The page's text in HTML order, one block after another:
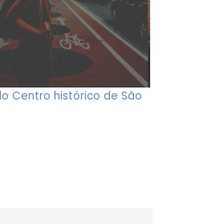
Centro histórico de São